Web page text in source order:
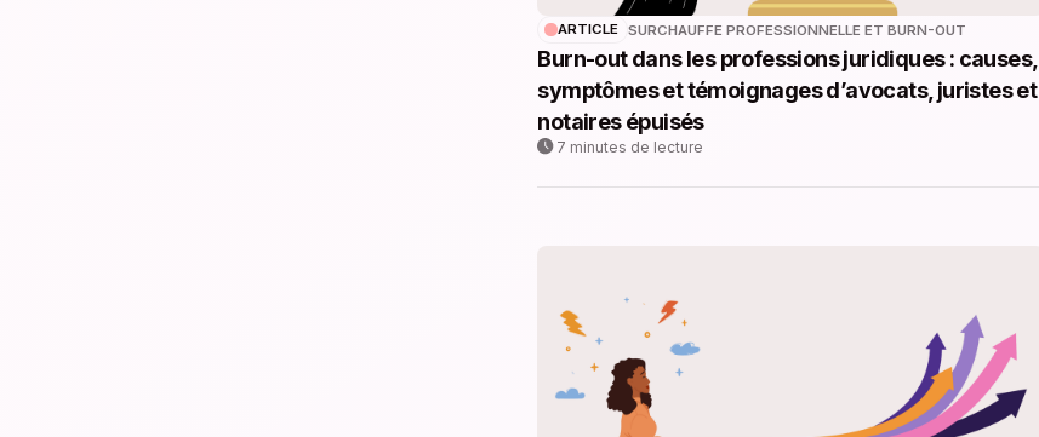
ARTICLE SURCHAUFFE PROFESSIONNELLE ET BURN-OUT
Burn-out dans les professions juridiques : causes,
symptômes et témoignages d’avocats, juristes et
notaires épuisés
7 minutes de lecture